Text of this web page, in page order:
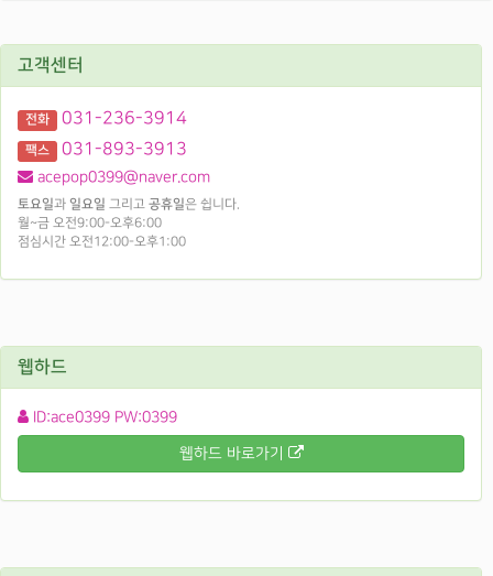
고객센터
전화 031-236-3914
팩스 031-893-3913
acepop0399@naver.com
토요일과 일요일 그리고 공휴일은 쉽니다.
월~금 오전9:00-오후6:00
점심시간 오전12:00-오후1:00
웹하드
ID:ace0399 PW:0399
웹하드 바로가기